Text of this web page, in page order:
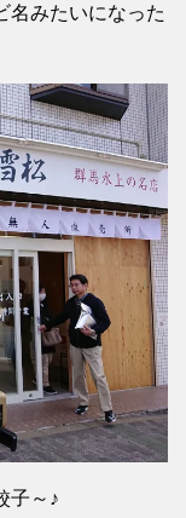
名みたいになった
子～♪